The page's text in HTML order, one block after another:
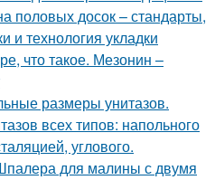
половых досок – стандарты,
и технология укладки
что такое. Мезонин –
размеры унитазов.
всех типов: напольного
углового.
для малины с двумя